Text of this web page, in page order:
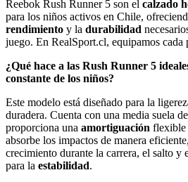
Reebok Rush Runner 5 son el calzado
para los niños activos en Chile,
rendimiento y la durabilidad
juego. En RealSport.cl, equipamos cada
¿Qué hace a las Rush Runner 5
constante de los niños?
Este modelo está diseñado para la
duradera. Cuenta con una media suela de
proporciona una amortiguación flexible
absorbe los impactos de manera
crecimiento durante la carrera, el salto y
para la estabilidad.